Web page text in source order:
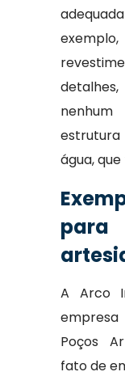
água,
A Arco
empresa
Poços
fato de